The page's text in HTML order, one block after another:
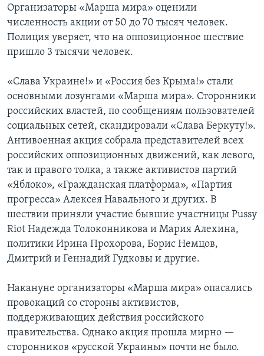
Организаторы «Марша мира» оценили
численность акции от 50 до 70 тысяч человек.
Полиция уверяет, что на оппозиционное шествие
пришло 3 тысячи человек.
«Слава Украине!» и «Россия без Крыма!» стали
основными лозунгами «Марша мира». Сторонники
российских властей, по сообщениям пользователей
социальных сетей, скандировали «Слава Беркуту!».
Антивоенная акция собрала представителей всех
российских оппозиционных движений, как левого,
так и правого толка, а также активистов партий
«Яблоко», «Гражданская платформа», «Партия
прогресса» Алексея Навального и других. В
шествии приняли участие бывшие участницы Pussy
Riot Надежда Толоконникова и Мария Алехина,
политики Ирина Прохорова, Борис Немцов,
Дмитрий и Геннадий Гудковы и другие.
Накануне организаторы «Марша мира» опасались
провокаций со стороны активистов,
поддерживающих действия российского
правительства. Однако акция прошла мирно —
сторонников «русской Украины» почти не было.